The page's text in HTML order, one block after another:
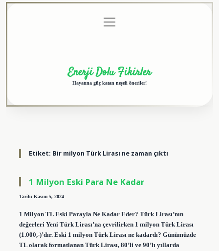
menüyü
aç
Enerji Dolu Fikirler
Hayatına güç katan neşeli öneriler!
Etiket: Bir milyon Türk Lirası ne zaman çıktı
1 Milyon Eski Para Ne Kadar
Tarih: Kasım 5, 2024
1 Milyon TL Eski Parayla Ne Kadar Eder? Türk Lirası’nın
değerleri Yeni Türk Lirası’na çevrilirken 1 milyon Türk Lirası
(1.000,-)’dır. Eski 1 milyon Türk Lirası ne kadardı? Günümüzde
TL olarak formatlanan Türk Lirası, 80’li ve 90’lı yıllarda